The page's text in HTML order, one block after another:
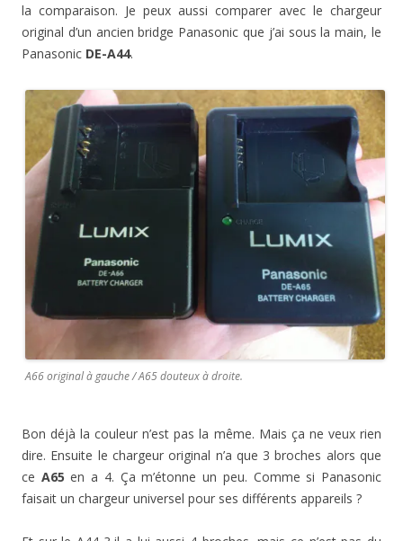
la comparaison. Je peux aussi comparer avec le chargeur
original d’un ancien bridge Panasonic que j’ai sous la main, le
Panasonic DE-A44.
A66 original à gauche / A65 douteux à droite.
Bon déjà la couleur n’est pas la même. Mais ça ne veux rien
dire. Ensuite le chargeur original n’a que 3 broches alors que
ce A65 en a 4. Ça m’étonne un peu. Comme si Panasonic
faisait un chargeur universel pour ses différents appareils ?